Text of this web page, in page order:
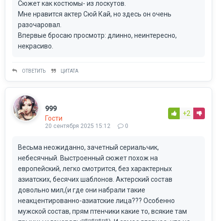
Сюжет как костюмы- из лоскутов.
Мне нравится актер Сюй Кай, но здесь он очень
разочаровал.
Впервые бросаю просмотр: длинно, неинтересно,
некрасиво.
ОТВЕТИТЬ ЦИТАТА
999
Гости
20 сентября 2025 15:12 0
+2
Весьма неожиданно, зачетный сериальчик,
небесячный. Выстроенный сюжет похож на
европейский, легко смотрится, без характерных
азиатских, бесячих шаблонов. Актерский состав
довольно мил,(и где они набрали такие
неакцентированно-азиатские лица??? Особенно
мужской состав, прям птенчики какие то, всякие там